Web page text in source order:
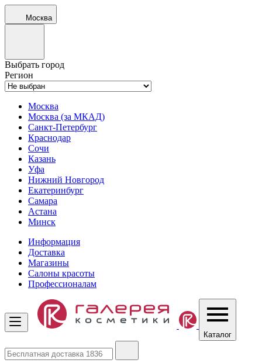
Москва
Выбрать город
Регион
Москва
Москва (за МКАД)
Санкт-Петербург
Краснодар
Сочи
Казань
Уфа
Нижний Новгород
Екатеринбург
Самара
Астана
Минск
Информация
Доставка
Магазины
Салоны красоты
Профессионалам
Каталог